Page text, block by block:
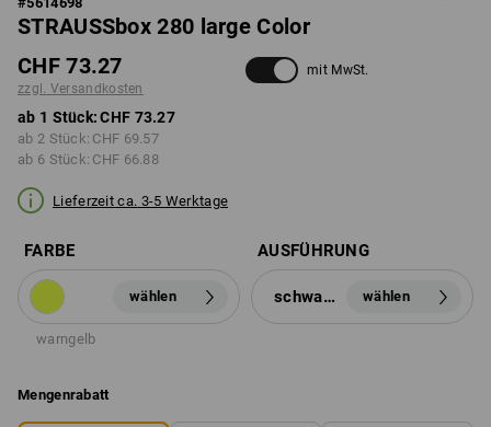
STRAUSSbox 280 large Color
CHF 73.27
zzgl. Versandkosten
mit MwSt.
ab 1 Stück: CHF 73.27
ab 2 Stück: CHF 69.57
ab 6 Stück: CHF 66.88
Lieferzeit ca. 3-5 Werktage
FARBE
wählen
warngelb
AUSFÜHRUNG
schwarz wählen
Mengenrabatt